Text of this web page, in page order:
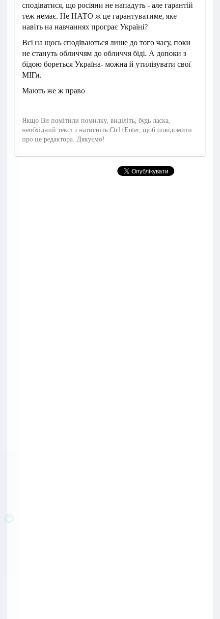
сподіватися, що росіяни не нападуть - але гарантій
теж немає. Не НАТО ж це гарантуватиме, яке
навіть на навчаннях програє Україні?
Всі на щось сподіваються лише до того часу, поки
не стануть обличчям до обличчя біді. А допоки з
бідою бореться Україна- можна й утилізувати свої
МІГи.
Мають же ж право
Якщо Ви помітили помилку, виділіть, будь ласка,
необхідний текст і натисніть Ctrl+Enter, щоб повідомити
про це редактора. Дякуємо!